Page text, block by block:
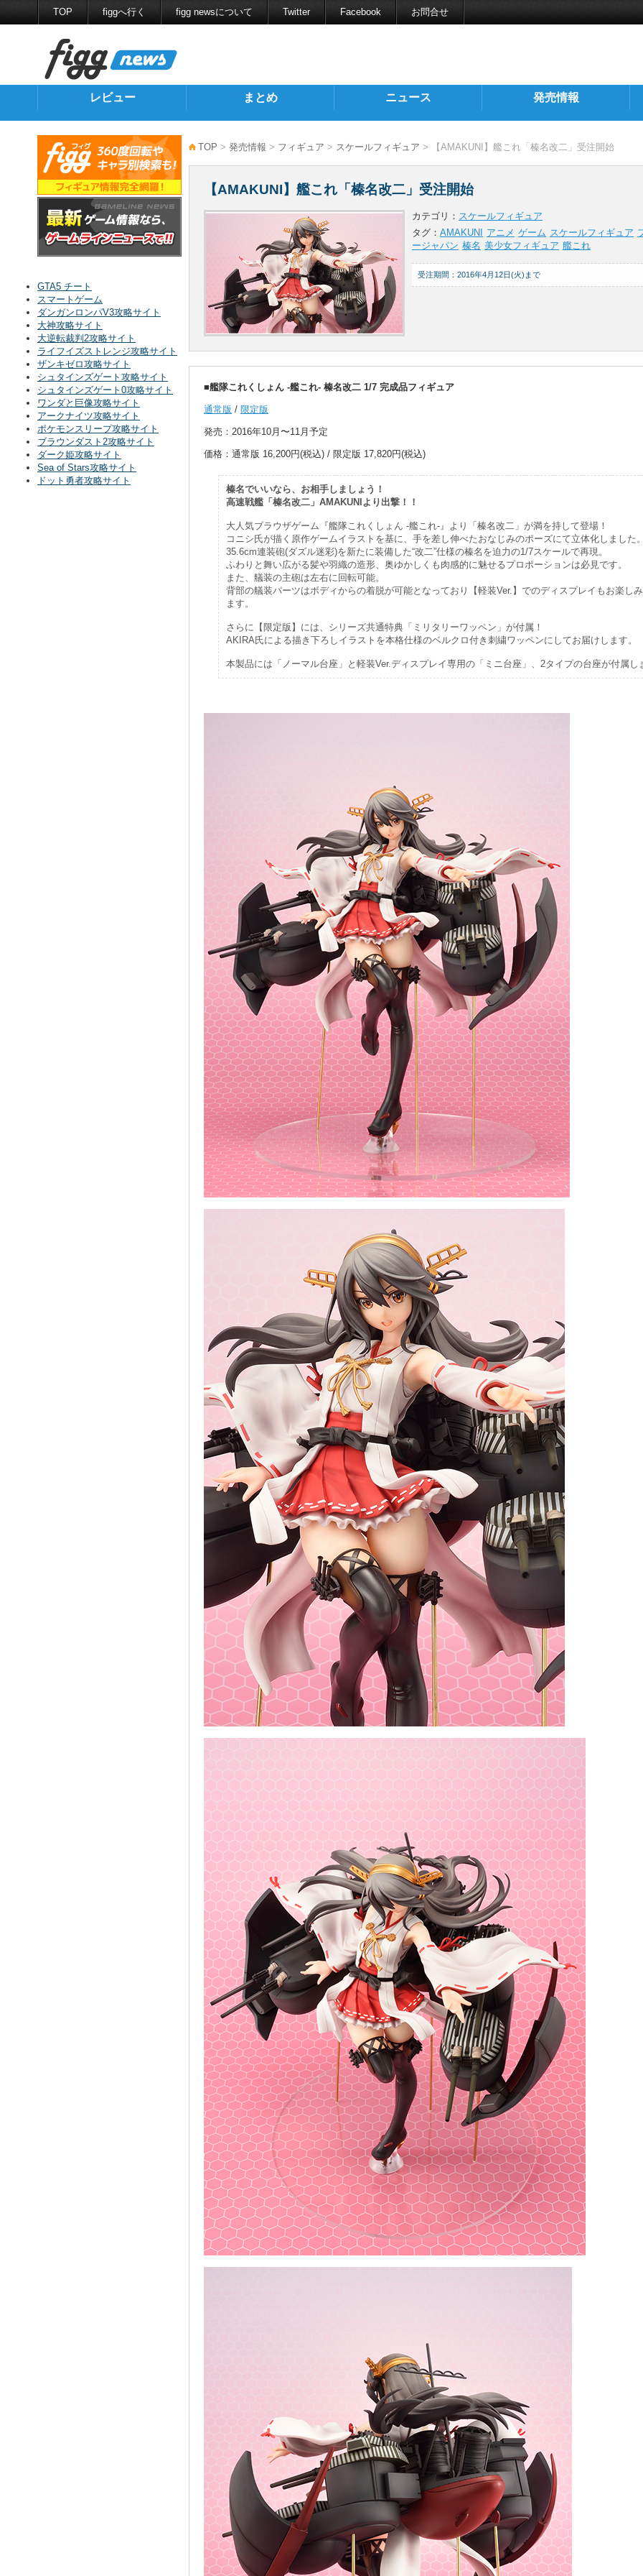
TOP figgへ行く figg newsについて Twitter Facebook お問合せ
レビュー まとめ ニュース 発売情報
TOP > 発売情報 > フィギュア > スケールフィギュア > 【AMAKUNI】艦これ「榛名改二」受注開始
【AMAKUNI】艦これ「榛名改二」受注開始
カテゴリ： スケールフィギュア
タグ： AMAKUNI アニメ ゲーム スケールフィギュア
ージャパン 榛名 美少女フィギュア 艦これ
受注期間：2016年4月12日(火)まで
■艦隊これくしょん -艦これ- 榛名改二 1/7 完成品フィギュア
通常版 / 限定版
発売：2016年10月〜11月予定
価格：通常版 16,200円(税込) / 限定版 17,820円(税込)
榛名でいいなら、お相手しましょう！
高速戦艦「榛名改二」AMAKUNIより出撃！！
大人気ブラウザゲーム『艦隊これくしょん -艦これ-』より「榛名改二」が満を持して登場！
コニシ氏が描く原作ゲームイラストを基に、手を差し伸べたおなじみのポーズにて立体化しました
35.6cm連装砲(ダズル迷彩)を新たに装備した“改二”仕様の榛名を迫力の1/7スケールで再現。
ふわりと舞い広がる髪や羽織の造形、奥ゆかしくも肉感的に魅せるプロポーションは必見です。
また、艤装の主砲は左右に回転可能。
背部の艤装パーツはボディからの着脱が可能となっており【軽装Ver.】でのディスプレイもお楽し
ます。
さらに【限定版】には、シリーズ共通特典「ミリタリーワッペン」が付属！
AKIRA氏による描き下ろしイラストを本格仕様のベルクロ付き刺繍ワッペンにしてお届けします。
本製品には「ノーマル台座」と軽装Ver.ディスプレイ専用の「ミニ台座」、2タイプの台座が付属し
GTA5 チート
スマートゲーム
ダンガンロンパV3攻略サイト
大神攻略サイト
大逆転裁判2攻略サイト
ライフイズストレンジ攻略サイト
ザンキゼロ攻略サイト
シュタインズゲート攻略サイト
シュタインズゲート0攻略サイト
ワンダと巨像攻略サイト
アークナイツ攻略サイト
ポケモンスリープ攻略サイト
ブラウンダスト2攻略サイト
ダーク姫攻略サイト
Sea of Stars攻略サイト
ドット勇者攻略サイト